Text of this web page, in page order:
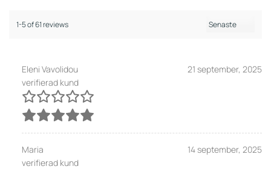
1-5 of 61 reviews
Eleni Vavolidou
verifierad kund
21 september, 2025
Maria
verifierad kund
14 september, 2025